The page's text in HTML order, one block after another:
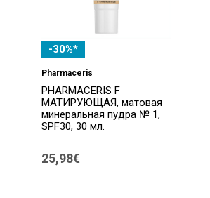
-30%*
Pharmaceris
PHARMACERIS F
МАТИРУЮЩАЯ, матовая
минеральная пудра № 1,
SPF30, 30 мл.
25,98€